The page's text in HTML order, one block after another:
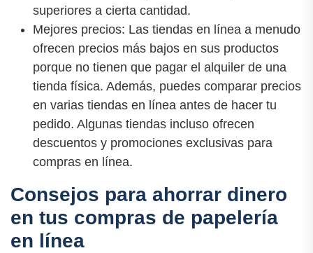
superiores a cierta cantidad.
Mejores precios: Las tiendas en línea a menudo
ofrecen precios más bajos en sus productos
porque no tienen que pagar el alquiler de una
tienda física. Además, puedes comparar precios
en varias tiendas en línea antes de hacer tu
pedido. Algunas tiendas incluso ofrecen
descuentos y promociones exclusivas para
compras en línea.
Consejos para ahorrar dinero
en tus compras de papelería
en línea